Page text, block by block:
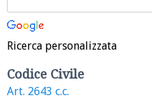
Ricerca personalizzata
Codice Civile
Art. 2643 c.c.